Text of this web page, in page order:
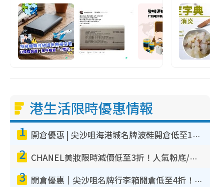
港生活限時優惠情報
1 開倉優惠 | 尖沙咀海港城名牌波鞋開倉低至1折！On鞋$899起／Joy&Peace鞋履$98起
2 CHANEL美妝限時減價低至3折！人氣粉底/唇膏/精華液低至$275！COCO香水都有平
3 開倉優惠｜尖沙咀名牌行李箱開倉低至4折！一連5日 American Tourister/ace./Hallmark $200起！